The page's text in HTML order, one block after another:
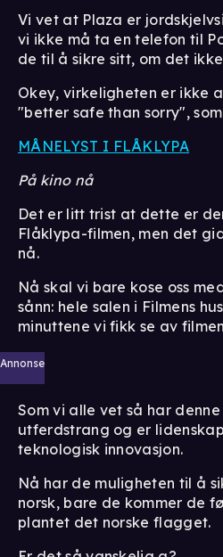
Vi vet at Plaza er
vi ikke må ta en telefon til
de til å sikre sitt, om det
Okey, virkeligheten er ikke
"better safe than sorry", som
MÅNELYST I FLÅKLYPA
På kino nå
Det er litt trist at dette er
Flåklypa-filmen, men det
nå.
Nå skal vi bare kose oss
sånn: hele salen i Filmens
minuttene vi fikk se av
Annonse
Som vi alle vet så har
utferdstrang og er
teknologisk innovasjon.
Nå har de muligheten til å
norsk, bare de kommer de
plantet det norske flagget.